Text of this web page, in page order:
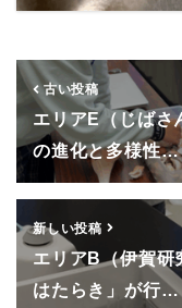
古い投稿
エリアE（じばさ
の進化と多様性…
新しい投稿
エリアB（伊賀研
はたらき」が行…